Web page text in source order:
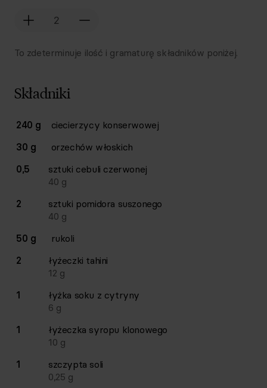
To zdeterminuje ilość i gramaturę składników poniżej.
Składniki
Lista składników przepisu z ilościami i wagami
Ilość Składnik
240 g
ciecierzycy konserwowej
30 g
orzechów włoskich
0,5
sztuki cebuli czerwonej
40 g
2
sztuki pomidora suszonego
40 g
50 g
rukoli
2
łyżeczki tahini
12 g
1
łyżka soku z cytryny
6 g
1
łyżeczka syropu klonowego
10 g
1
szczypta soli
0,25 g